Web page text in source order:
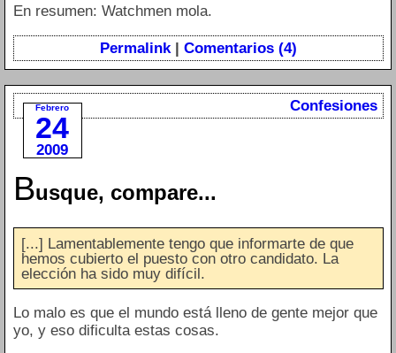
En resumen: Watchmen mola.
Permalink| Comentarios (4)
Febrero
24
2009
Confesiones
Busque, compare...
[...] Lamentablemente tengo que informarte de que
hemos cubierto el puesto con otro candidato. La
elección ha sido muy difícil.
Lo malo es que el mundo está lleno de gente mejor que
yo, y eso dificulta estas cosas.